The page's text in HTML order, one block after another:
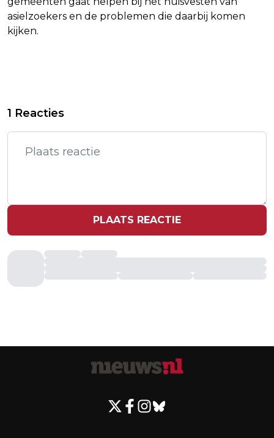
asielzoekers en de problemen die daarbij komen
kijken.
BURNLEY DICHT BIJ ENGELSE TITEL
GEMEENTEN ZIEN KABINET STAP
NAAR VOREN ZETTEN NA
ASIELRELLEN
1 Reacties
PLAATS REACTIE